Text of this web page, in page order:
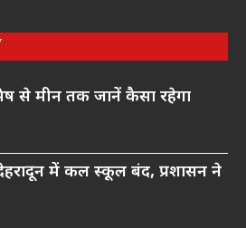
से मीन तक जानें कैसा रहेगा
में कल स्कूल बंद, प्रशासन ने